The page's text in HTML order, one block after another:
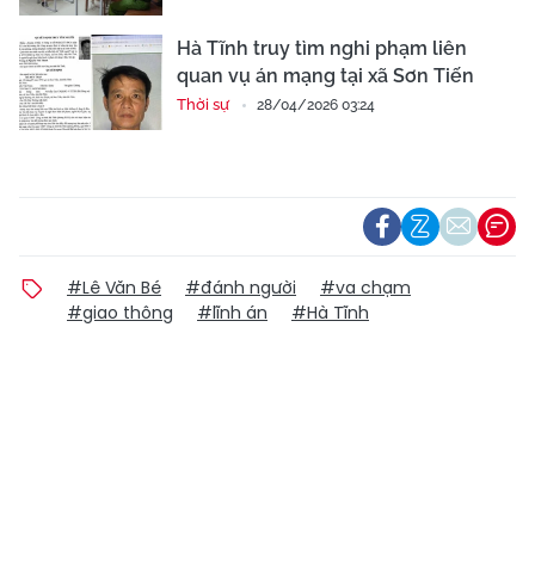
Hà Tĩnh truy tìm nghi phạm liên
quan vụ án mạng tại xã Sơn Tiến
Thời sự 28/04/2026 03:24
#Lê Văn Bé #đánh người
#va chạm
#giao thông
#lĩnh án #Hà Tĩnh